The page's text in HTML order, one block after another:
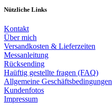
Nützliche Links
Kontakt
Über mich
Versandkosten & Lieferzeiten
Messanleitung
Rücksending
Haüftig gestellte fragen (FAQ)
Allgemeine Geschäftsbedingungen
Kundenfotos
Impressum